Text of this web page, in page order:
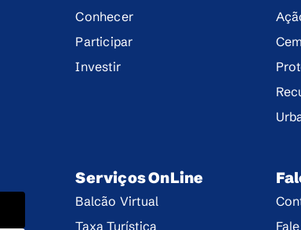
Conhecer
Participar
Investir
Serviços OnLine
Balcão Virtual
Taxa Turística